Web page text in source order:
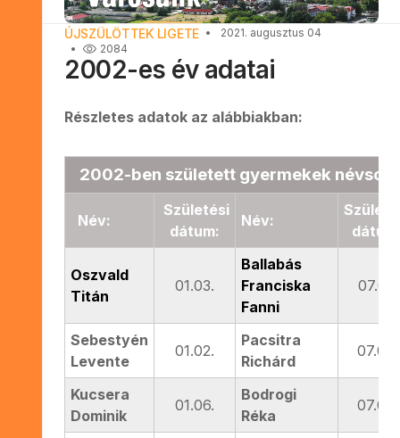
ÚJSZÜLÖTTEK LIGETE
2021. augusztus 04
2084
2002-es év adatai
Részletes adatok az alábbiakban:
2002-ben született gyermekek névsora
Név:
Születési
dátum:
Név:
Oszvald
Titán
01.03.
Ballabás
Franciska
Fanni
07.01.
Sebestyén
Levente
01.02.
Pacsitra
Richárd
07.02.
Kucsera
Dominik
01.06.
Bodrogi
Réka
07.02.